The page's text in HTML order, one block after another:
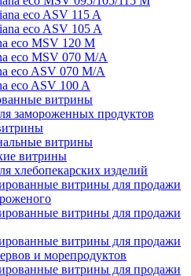
eco ASV 115 A
eco ASV 105 A
eco MSV 120 M
eco MSV 070 M/A
eco ASV 070 M/A
eco ASV 100 A
витрины
замороженных продуктов
витрины
витрины
хлебопекарских изделий
витрины для продажи
витрины для продажи
витрины для продажи
и морепродуктов
витрины для продажи